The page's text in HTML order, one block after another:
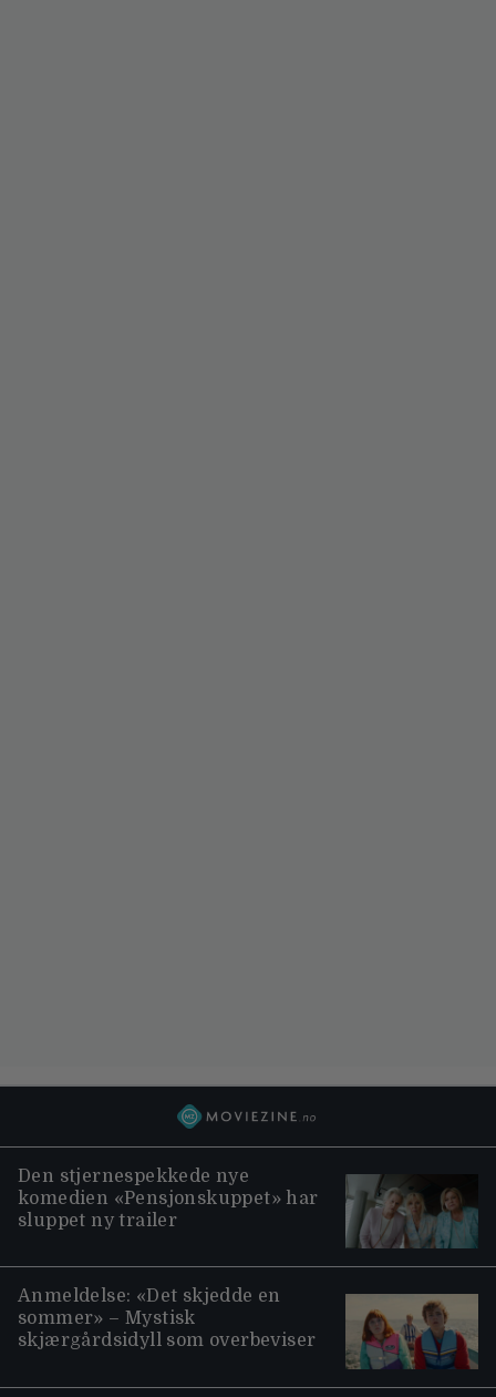
Den stjernespekkede nye
komedien «Pensjonskuppet» har
sluppet ny trailer
Anmeldelse: «Det skjedde en
sommer» – Mystisk
skjærgårdsidyll som overbeviser